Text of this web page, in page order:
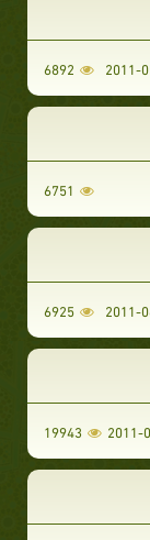
6892
6751
6925
19943